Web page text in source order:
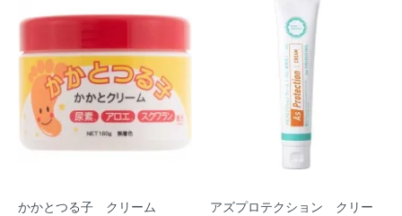
かかとつる子 クリーム
アズプロテクション クリー